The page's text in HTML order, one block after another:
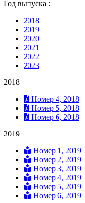
Год выпуска :
2018
2019
2020
2021
2022
2023
2018
Номер 4, 2018
Номер 5, 2018
Номер 6, 2018
2019
Номер 1, 2019
Номер 2, 2019
Номер 3, 2019
Номер 4, 2019
Номер 5, 2019
Номер 6, 2019